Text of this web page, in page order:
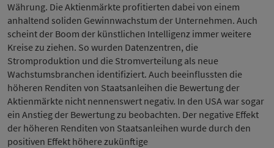
Währung. Die Aktienmärkte profitierten dabei von einem
anhaltend soliden Gewinnwachstum der Unternehmen. Auch
scheint der Boom der künstlichen Intelligenz immer weitere
Kreise zu ziehen. So wurden Datenzentren, die
Stromproduktion und die Stromverteilung als neue
Wachstumsbranchen identifiziert. Auch beeinflussten die
höheren Renditen von Staatsanleihen die Bewertung der
Aktienmärkte nicht nennenswert negativ. In den USA war sogar
ein Anstieg der Bewertung zu beobachten. Der negative Effekt
der höheren Renditen von Staatsanleihen wurde durch den
positiven Effekt höhere zukünftige